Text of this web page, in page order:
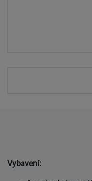
Vybavení: